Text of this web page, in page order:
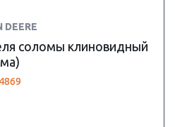
DEERE
соломы клиновидный